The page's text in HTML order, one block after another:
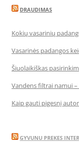
DRAUDIMAS
Kokių vasarinių
Vasarinės padangos
Šiuolaikiškas
Vandens filtrai namui
Kaip gauti pigesnį
GYVUNU PREKES